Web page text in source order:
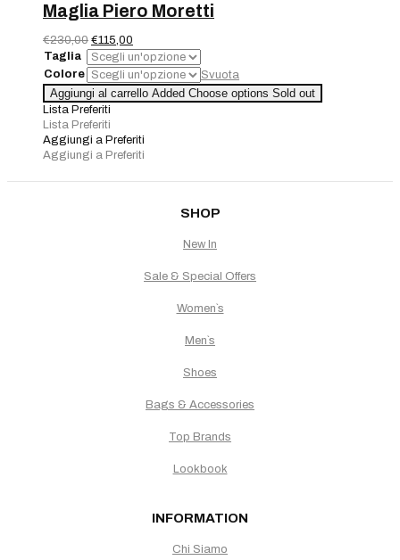
Maglia Piero Moretti
€230,00 Il
prezzo
originale
era:
€230,00.
€115,00
prezzo
attuale
è:
€115,00.
Taglia
Colore
Svuota
Maglia
Piero
Moretti
quantità
Aggiungi al carrello Added Choose options Sold out
Lista Preferiti
Lista Preferiti
Aggiungi a Preferiti
Aggiungi a Preferiti
SHOP
New In
Sale & Special Offers
Women`s
Men`s
Shoes
Bags & Accessories
Top Brands
Lookbook
INFORMATION
Chi Siamo